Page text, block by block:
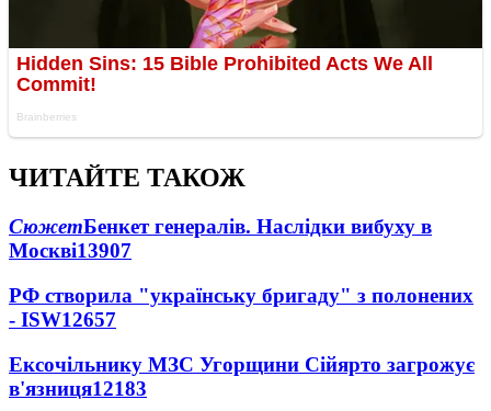
ЧИТАЙТЕ ТАКОЖ
СюжетБенкет генералів. Наслідки вибуху в
Москві13907
РФ створила "українську бригаду" з полонених
- ISW12657
Ексочільнику МЗС Угорщини Сійярто загрожує
в'язниця12183